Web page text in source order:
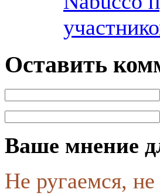
Оставить
Ваше мнение
Не ругаемся,